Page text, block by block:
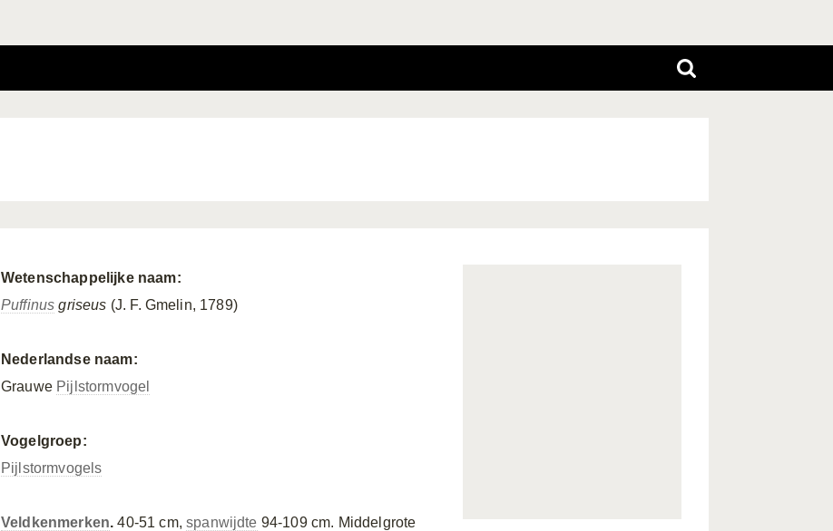
Wetenschappelijke naam:
Puffinus griseus (J. F. Gmelin, 1789)
Nederlandse naam:
Grauwe Pijlstormvogel
Vogelgroep:
Pijlstormvogels
Veldkenmerken. 40-51 cm,spanwijdte 94-109 cm. Middelgrote